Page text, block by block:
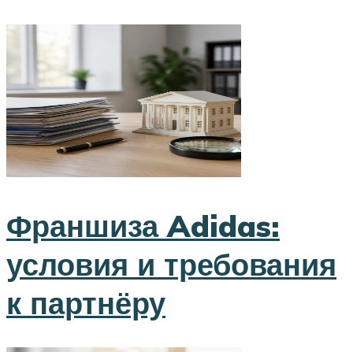
Франшиза Adidas:
условия и требования
к партнёру